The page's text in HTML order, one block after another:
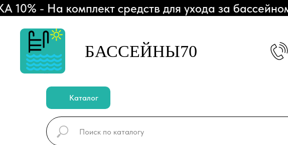
- На комплект средств для ухода за бассейном
БАССЕЙНЫ70
Каталог